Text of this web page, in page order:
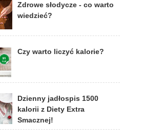
Zdrowe słodycze - co warto
wiedzieć?
Czy warto liczyć kalorie?
Dzienny jadłospis 1500
kalorii z Diety Extra
Smacznej!